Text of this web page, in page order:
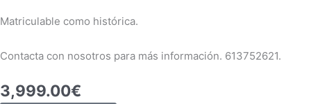
Matriculable como histórica.
Contacta con nosotros para más información. 613752621.
3,999.00€